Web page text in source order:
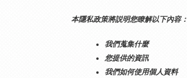
本隱私政策將説明您瞭解以下內容：
我們蒐集什麼
您提供的資訊
我們如何使用個人資料